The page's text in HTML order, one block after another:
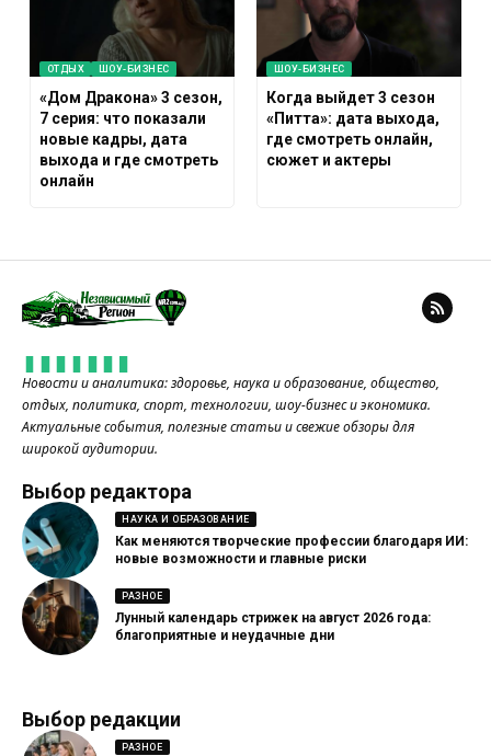
ОТДЫХ ШОУ-БИЗНЕС
«Дом Дракона» 3 сезон,
7 серия: что показали
новые кадры, дата
выхода и где смотреть
онлайн
ШОУ-БИЗНЕС
Когда выйдет 3 сезон
«Питта»: дата выхода,
где смотреть онлайн,
сюжет и актеры
Новости и аналитика: здоровье, наука и образование, общество,
отдых, политика, спорт, технологии, шоу-бизнес и экономика.
Актуальные события, полезные статьи и свежие обзоры для
широкой аудитории.
Выбор редактора
НАУКА И ОБРАЗОВАНИЕ
Как меняются творческие профессии благодаря ИИ:
новые возможности и главные риски
РАЗНОЕ
Лунный календарь стрижек на август 2026 года:
благоприятные и неудачные дни
Выбор редакции
РАЗНОЕ